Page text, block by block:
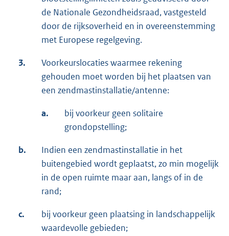
de Nationale Gezondheidsraad, vastgesteld
door de rijksoverheid en in overeenstemming
met Europese regelgeving.
3.
Voorkeurslocaties waarmee rekening
gehouden moet worden bij het plaatsen van
een zendmastinstallatie/antenne:
a.
bij voorkeur geen solitaire
grondopstelling;
b.
Indien een zendmastinstallatie in het
buitengebied wordt geplaatst, zo min mogelijk
in de open ruimte maar aan, langs of in de
rand;
c.
bij voorkeur geen plaatsing in landschappelijk
waardevolle gebieden;